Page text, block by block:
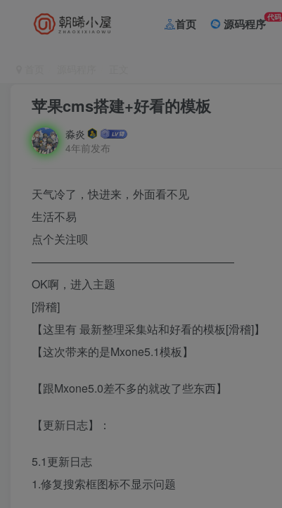
首页 源码程序代码
苹果cms搭建+好看的模板
淼炎
4年前发布
天气冷了，快进来，外面看不见
生活不易
点个关注呗
——————————————————
OK啊，进入主题
[滑稽]
【这里有 最新整理采集站和好看的模板[滑稽]】
【这次带来的是Mxone5.1模板】
【跟Mxone5.0差不多的就改了些东西】
【更新日志】：
5.1更新日志
1.修复搜索框图标不显示问题